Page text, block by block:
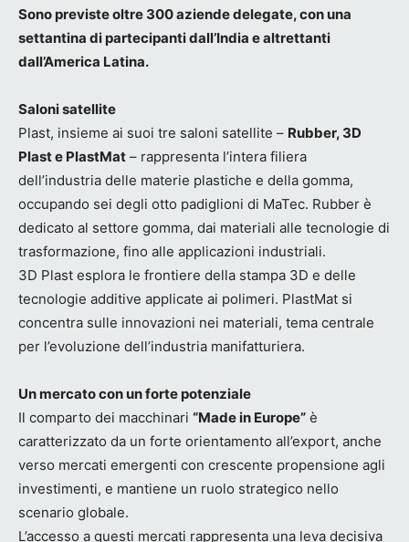
Sono previste oltre 300 aziende delegate, con una
settantina di partecipanti dall’India e altrettanti
dall’America Latina.
Saloni satellite
Plast, insieme ai suoi tre saloni satellite – Rubber, 3D
Plast e PlastMat – rappresenta l’intera filiera
dell’industria delle materie plastiche e della gomma,
occupando sei degli otto padiglioni di MaTec. Rubber è
dedicato al settore gomma, dai materiali alle tecnologie di
trasformazione, fino alle applicazioni industriali.
3D Plast esplora le frontiere della stampa 3D e delle
tecnologie additive applicate ai polimeri. PlastMat si
concentra sulle innovazioni nei materiali, tema centrale
per l’evoluzione dell’industria manifatturiera.
Un mercato con un forte potenziale
Il comparto dei macchinari “Made in Europe” è
caratterizzato da un forte orientamento all’export, anche
verso mercati emergenti con crescente propensione agli
investimenti, e mantiene un ruolo strategico nello
scenario globale.
L’accesso a questi mercati rappresenta una leva decisiva